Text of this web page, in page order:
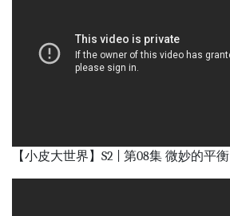
【小皮大世界】S2 | 第08集 微妙的平衡